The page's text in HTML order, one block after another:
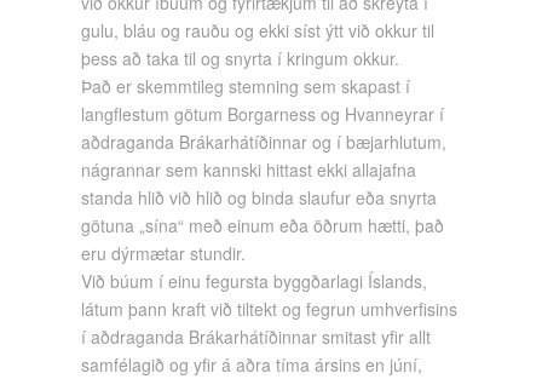
gulu, bláu og rauðu og ekki síst ýtt við okkur til
þess að taka til og snyrta í kringum okkur.
Það er skemmtileg stemning sem skapast í
langflestum götum Borgarness og Hvanneyrar í
aðdraganda Brákarhátíðinnar og í bæjarhlutum,
nágrannar sem kannski hittast ekki allajafna
standa hlið við hlið og binda slaufur eða snyrta
götuna „sína“ með einum eða öðrum hætti, það
eru dýrmætar stundir.
Við búum í einu fegursta byggðarlagi Íslands,
látum þann kraft við tiltekt og fegrun umhverfisins
í aðdraganda Brákarhátíðinnar smitast yfir allt
samfélagið og yfir á aðra tíma ársins en júní,